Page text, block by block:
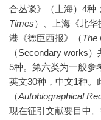
合丛谈》（上海）4种
Times）、上海《北华
港《德臣西报》（The
（Secondary works
5种。第六类为一般参
英文30种，中文1种。
（Autobiographical
现在征引文献要目中